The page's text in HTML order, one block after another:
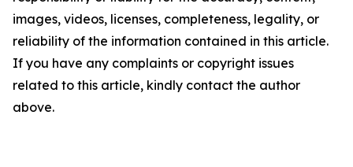
images, videos, licenses, completeness, legality, or
reliability of the information contained in this article.
If you have any complaints or copyright issues
related to this article, kindly contact the author
above.